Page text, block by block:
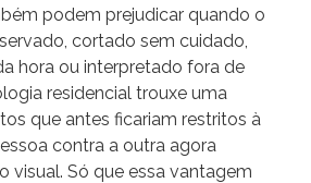
podem prejudicar quando o
cortado sem cuidado,
hora ou interpretado fora de
residencial trouxe uma
que antes ficariam restritos à
contra a outra agora
visual. Só que essa vantagem